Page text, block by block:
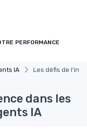
PERFORMANCE
IA Les défis de
dans les
IA